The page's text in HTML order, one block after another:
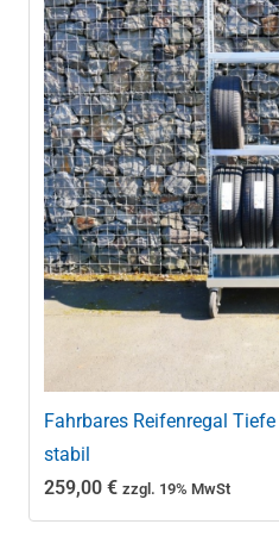
Fahrbares Reifenregal
stabil
259,00 € zzgl. 19% MwSt